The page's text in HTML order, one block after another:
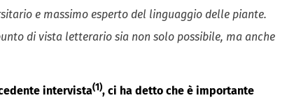
e massimo esperto del linguaggio delle piante.
di vista letterario sia non solo possibile, ma anche
intervista(1), ci ha detto che è importante